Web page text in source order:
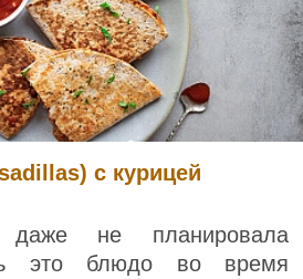
с курицей
не планировала
это блюдо во время